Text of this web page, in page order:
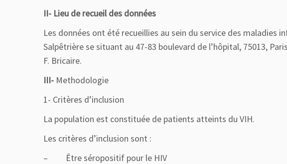
II- Lieu de recueil des données
Les données ont été recueillies au sein du service des maladies
Salpêtrière se situant au 47-83 boulevard de l’hôpital, 75013,
F. Bricaire.
III- Methodologie
1- Critères d’inclusion
La population est constituée de patients atteints du VIH.
Les critères d’inclusion sont :
– Être séropositif pour le HIV